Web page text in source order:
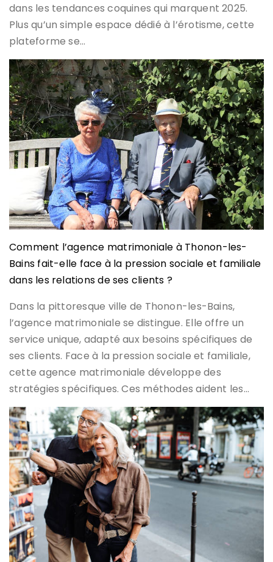
dans les tendances coquines qui marquent 2025.
Plus qu’un simple espace dédié à l’érotisme, cette
plateforme se…
Comment l’agence matrimoniale à Thonon-les-
Bains fait-elle face à la pression sociale et familiale
dans les relations de ses clients ?
Dans la pittoresque ville de Thonon-les-Bains,
l’agence matrimoniale se distingue. Elle offre un
service unique, adapté aux besoins spécifiques de
ses clients. Face à la pression sociale et familiale,
cette agence matrimoniale développe des
stratégies spécifiques. Ces méthodes aident les…